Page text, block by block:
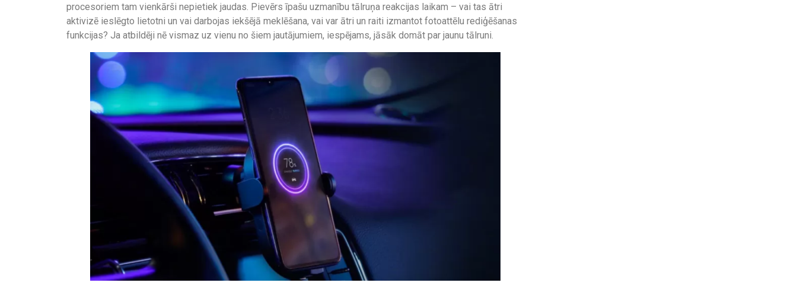
procesoriem tam vienkārši nepietiek jaudas. Pievērs īpašu uzmanību tālruņa reakcijas laikam – vai tas ātri
aktivizē ieslēgto lietotni un vai darbojas iekšējā meklēšana, vai var ātri un raiti izmantot fotoattēlu rediģēšanas
funkcijas? Ja atbildēji nē vismaz uz vienu no šiem jautājumiem, iespējams, jāsāk domāt par jaunu tālruni.